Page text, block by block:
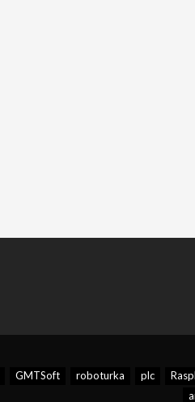
GMTSoft roboturka plc